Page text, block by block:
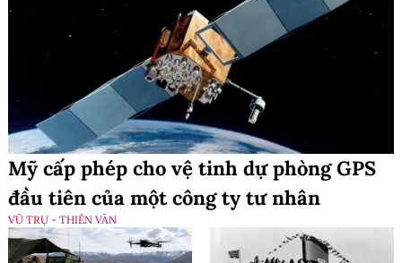
Mỹ cấp phép cho vệ tinh dự phòng GPS
đầu tiên của một công ty tư nhân
VŨ TRỤ - THIÊN VĂN